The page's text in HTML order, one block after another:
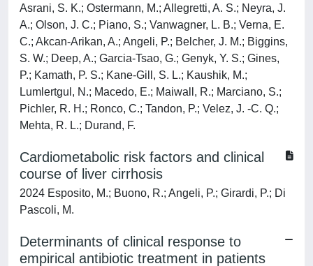
Asrani, S. K.; Ostermann, M.; Allegretti, A. S.; Neyra, J.
A.; Olson, J. C.; Piano, S.; Vanwagner, L. B.; Verna, E.
C.; Akcan-Arikan, A.; Angeli, P.; Belcher, J. M.; Biggins,
S. W.; Deep, A.; Garcia-Tsao, G.; Genyk, Y. S.; Gines,
P.; Kamath, P. S.; Kane-Gill, S. L.; Kaushik, M.;
Lumlertgul, N.; Macedo, E.; Maiwall, R.; Marciano, S.;
Pichler, R. H.; Ronco, C.; Tandon, P.; Velez, J. -C. Q.;
Mehta, R. L.; Durand, F.
Cardiometabolic risk factors and clinical
course of liver cirrhosis
2024 Esposito, M.; Buono, R.; Angeli, P.; Girardi, P.; Di
Pascoli, M.
Determinants of clinical response to
empirical antibiotic treatment in patients